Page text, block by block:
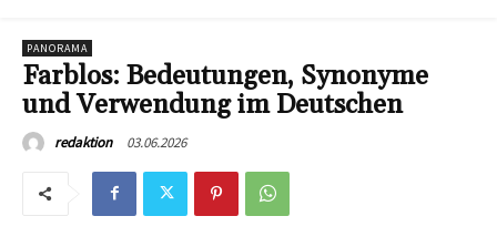
PANORAMA
Farblos: Bedeutungen, Synonyme
und Verwendung im Deutschen
redaktion 03.06.2026